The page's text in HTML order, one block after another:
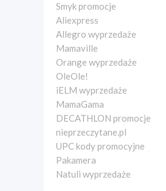
Smyk promocje
Aliexpress
Allegro wyprzedaże
Mamaville
Orange wyprzedaże
OleOle!
iELM wyprzedaże
MamaGama
DECATHLON promocje
nieprzeczytane.pl
UPC kody promocyjne
Pakamera
Natuli wyprzedaże